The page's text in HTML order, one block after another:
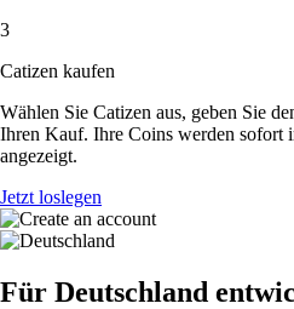
3
Catizen kaufen
Wählen Sie Catizen aus, geben Sie
Ihren Kauf. Ihre Coins werden sofort
angezeigt.
Jetzt loslegen
Für Deutschland